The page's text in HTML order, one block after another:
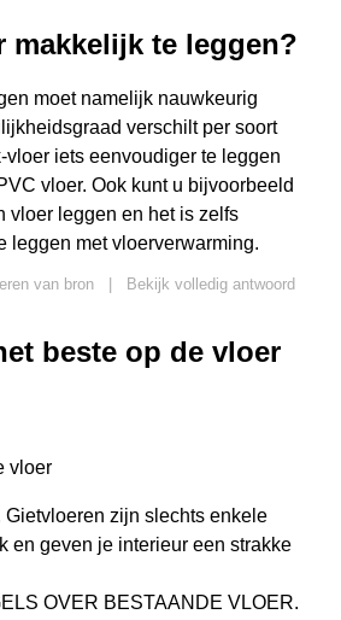
makkelijk te leggen?
moet namelijk nauwkeurig
verschilt per soort
vloer iets eenvoudiger te leggen
vloer. Ook kunt u bijvoorbeeld
vloer leggen en het is zelfs
leggen met vloerverwarming.
van bron
Bekijk volledig antwoord
beste op de vloer
vloer
Gietvloeren zijn slechts enkele
en geven je interieur een strakke
OVER BESTAANDE VLOER.